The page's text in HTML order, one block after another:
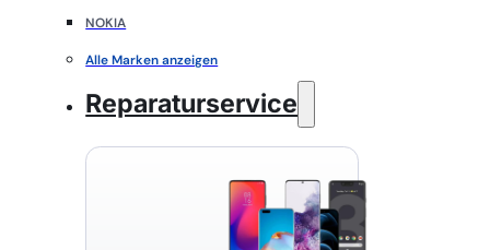
NOKIA
Alle Marken anzeigen
Reparaturservice